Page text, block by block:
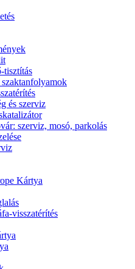
tisztítás
és szerviz
szerviz, mosó, parkolás
Kártya
visszatérítés